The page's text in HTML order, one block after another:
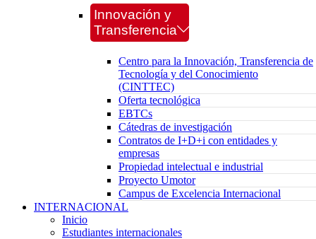
Innovación y
Transferencia
Centro para la Innovación, Transferencia de
Tecnología y del Conocimiento
(CINTTEC)
Oferta tecnológica
EBTCs
Cátedras de investigación
Contratos de I+D+i con entidades y
empresas
Propiedad intelectual e industrial
Proyecto Umotor
Campus de Excelencia Internacional
INTERNACIONAL
Inicio
Estudiantes internacionales